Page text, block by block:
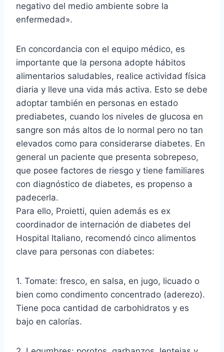
negativo del medio ambiente sobre la
enfermedad».
En concordancia con el equipo médico, es
importante que la persona adopte hábitos
alimentarios saludables, realice actividad física
diaria y lleve una vida más activa. Esto se debe
adoptar también en personas en estado
prediabetes, cuando los niveles de glucosa en
sangre son más altos de lo normal pero no tan
elevados como para considerarse diabetes. En
general un paciente que presenta sobrepeso,
que posee factores de riesgo y tiene familiares
con diagnóstico de diabetes, es propenso a
padecerla.
Para ello, Proietti, quien además es ex
coordinador de internación de diabetes del
Hospital Italiano, recomendó cinco alimentos
clave para personas con diabetes:
1. Tomate: fresco, en salsa, en jugo, licuado o
bien como condimento concentrado (aderezo).
Tiene poca cantidad de carbohidratos y es
bajo en calorías.